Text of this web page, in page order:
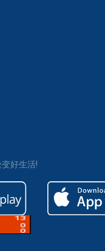
变好生活!